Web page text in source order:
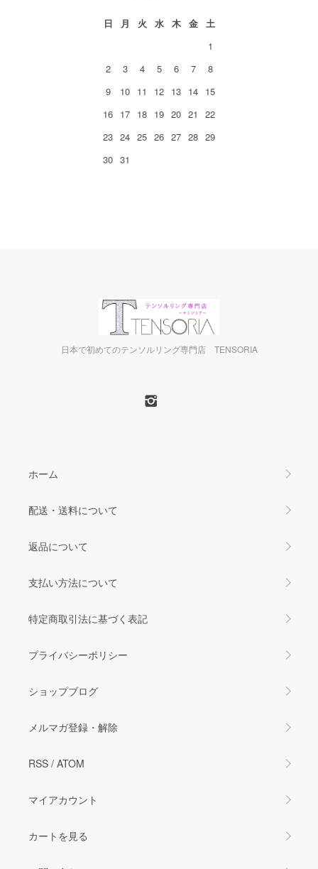
日 月 火 水 木 金
土
1
2
3 4 5 6 7
8
9
10 11 12 13 14 15
16 17 18 19 20 21
22
23 24 25 26 27 28 29
30 31
日本で初めてのテンソルリング専門店 TENSORIA
ホーム
配送・送料について
返品について
支払い方法について
特定商取引法に基づく表記
プライバシーポリシー
ショップブログ
メルマガ登録・解除
RSS / ATOM
マイアカウント
カートを見る